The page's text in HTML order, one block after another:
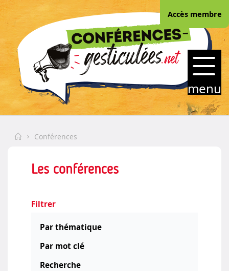
Skip
content
CONFERENCES-
GESTICULEES.NET
menu
Accès membre
HomeConférences
Les conférences
Filtrer
Par thématique
Par mot clé
Recherche